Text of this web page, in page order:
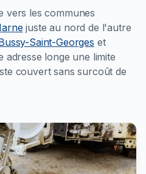
vers les communes
juste au nord de l'autre
Saint-Georges et
adresse longe une limite
couvert sans surcoût de